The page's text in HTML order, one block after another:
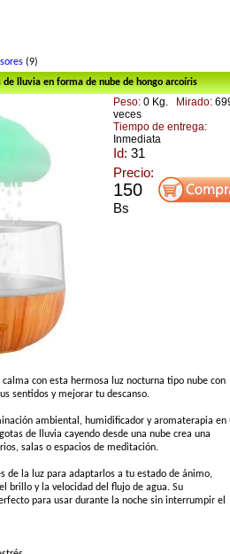
(9)
lluvia en forma de nube de hongo arcoíris
Peso: 0 Kg. Mirado:
veces
Tiempo de entrega:
Inmediata
Id: 31
Precio:
150
Bs
con esta hermosa luz nocturna tipo nube con
sentidos y mejorar tu descanso.
ambiental, humidificador y aromaterapia en
de lluvia cayendo desde una nube crea una
salas o espacios de meditación.
de la luz para adaptarlos a tu estado de ánimo,
brillo y la velocidad del flujo de agua. Su
para usar durante la noche sin interrumpir el